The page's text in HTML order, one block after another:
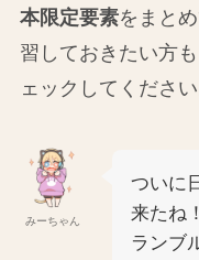
本限定要素をまと
習しておきたい方
ェックしてください
みーちゃん
ついに
来たね
ランブ